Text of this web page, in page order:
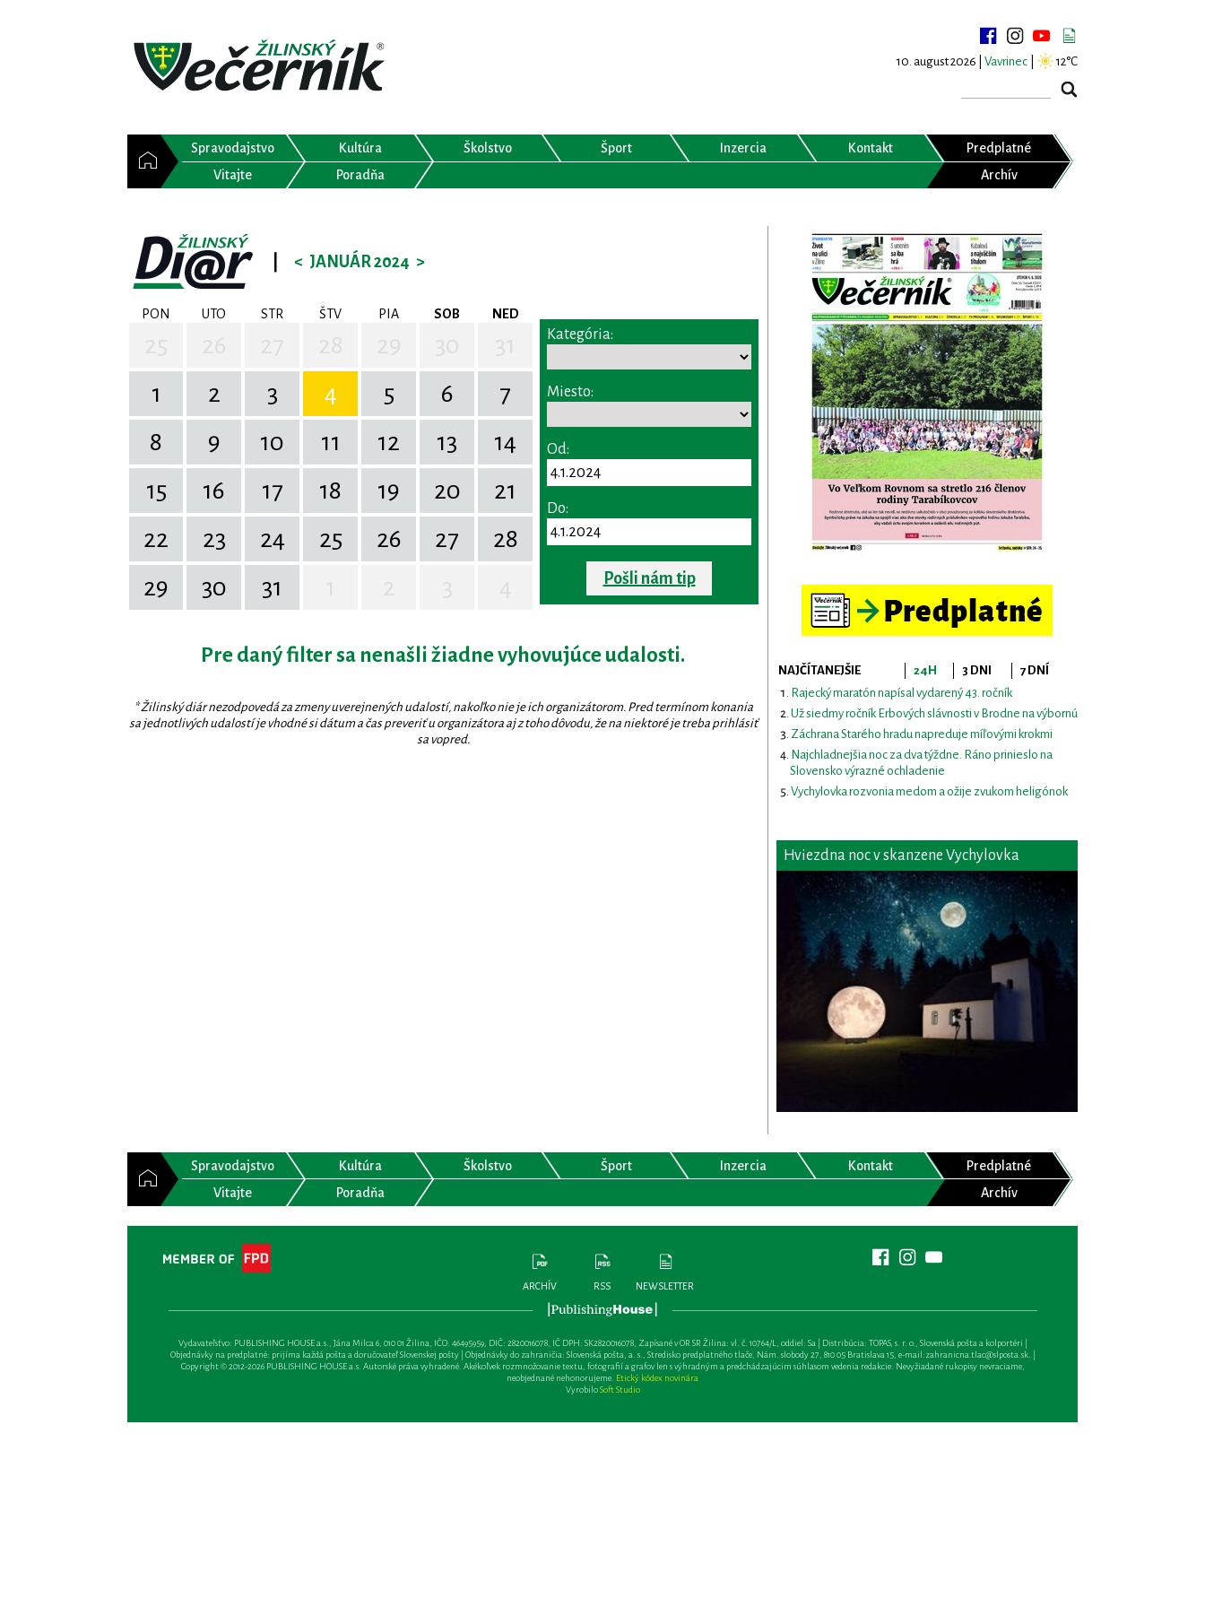
10. august 2026 | Vavrinec 12°C
Spravodajstvo Kultúra Školstvo Šport Inzercia Kontakt
Predplatné
Vitajte
Poradňa Archív
< JANUÁR 2024 >
PON UTO STR ŠTV PIA SOB NED
1
2 3 4 5 6
7
8
9 10 11 12 13
14
15
16 17 18 19 20
21
22
23 24 25 26 27
28
29
30 31
Kategória:
Miesto:
Od:
Do:
Pošli nám tip
Pre daný filter sa nenašli žiadne vyhovujúce udalosti.
* Žilinský diár nezodpovedá za zmeny uverejnených udalostí, nakoľko nie je ich organizátorom. Pred termínom konania
sa jednotlivých udalostí je vhodné si dátum a čas preveriť u organizátora aj z toho dôvodu, že na niektoré je treba prihlásiť
sa vopred.
NAJČÍTANEJŠIE 24H 3 DNI
7 DNÍ
Rajecký maratón napísal vydarený 43. ročník
Už siedmy ročník Erbových slávnosti v Brodne na výbornú
Záchrana Starého hradu napreduje míľovými krokmi
Najchladnejšia noc za dva týždne. Ráno prinieslo na
Slovensko výrazné ochladenie
Vychylovka rozvonia medom a ožije zvukom heligónok
Hviezdna noc v skanzene Vychylovka
Spravodajstvo Kultúra Školstvo Šport Inzercia Kontakt
Predplatné
Vitajte
Poradňa Archív
ARCHÍV RSS NEWSLETTER
Vydavateľsťvo: PUBLISHING HOUSE a.s., Jána Milca 6, 010 01 Žilina, IČO: 46495959, DIČ: 2820016078, IČ DPH: SK2820016078, Zapísané v OR SR Žilina: vl. č. 10764/L, oddiel: Sa | Distribúcia: TOPAS, s. r. o., Slovenská pošta a kolportéri |
Objednávky na predplatné: prijíma každá pošta a doručovateľ Slovenskej pošty | Objednávky do zahraničia: Slovenská pošta, a. s., Stredisko predplatného tlače, Nám. slobody 27, 810 05 Bratislava 15, e-mail:zahranicna.tlac@slposta.sk. |
Copyright © 2012-2026 PUBLISHING HOUSE a.s. Autorské práva vyhradené. Akékoľvek rozmnožovanie textu, fotografií a grafov len s výhradným a predchádzajúcim súhlasom vedenia redakcie. Nevyžiadané rukopisy nevraciame,
neobjednané nehonorujeme. Etický kódex novinára
VyrobiloSoft Studio